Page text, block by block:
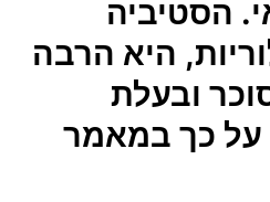
הסטיביה
היא הרבה
ובעלת
על כך במאמר